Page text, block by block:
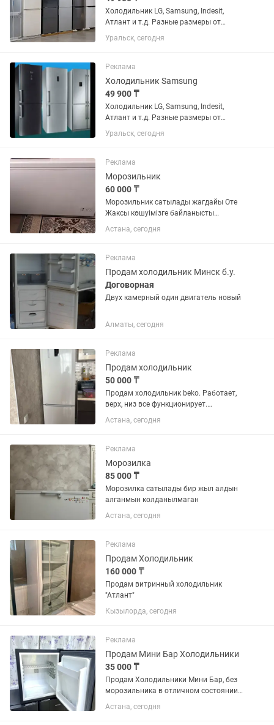
Холодильник LG, Samsung, Indesit,
Атлант и т.д. Разные размеры от
маленького данного до большого двух
метрового. Всё холодильники
обслужены. Резинки целые, дверцы
хорошо...
Уральск, сегодня
Реклама
Холодильник Samsung
49 900 ₸
Холодильник LG, Samsung, Indesit,
Атлант и т.д. Разные размеры от
маленького данного до большого двух
метрового. Всё холодильники
обслужены. Резинки целые, дверцы
хорошо...
Уральск, сегодня
Реклама
Морозильник
60 000 ₸
Морозильник сатылады жагдайы Оте
Жаксы көшуімізге байланысты
размери улкен болгандыктан сатуга
койып отырмын. Озимиз пайдаланып
285 КХ
Астана, сегодня
Реклама
Продам холодильник Минск б.у.
Договорная
Двух камерный один двигатель новый
Алматы, сегодня
Реклама
Продам холодильник
50 000 ₸
Продам холодильник beko. Работает,
верх, низ все функционирует.
Самовывоз, торг
Астана, сегодня
Реклама
Морозилка
85 000 ₸
Морозилка сатылады бир жыл алдын
алганмын колданылмаган
Астана, сегодня
Реклама
Продам Холодильник
160 000 ₸
Продам витринный холодильник
"Атлант"
Кызылорда, сегодня
Реклама
Продам Мини Бар Холодильники
35 000 ₸
Продам Холодильники Мини Бар, без
морозильника в отличном состоянии
рабочие полностью. Охлаждает
отлично. Для офиса , аптека ,
Астана, сегодня